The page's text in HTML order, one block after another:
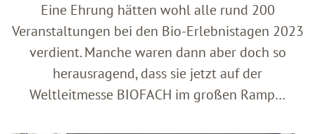
Eine Ehrung hätten wohl alle rund 200
Veranstaltungen bei den Bio-Erlebnistagen 2023
verdient. Manche waren dann aber doch so
herausragend, dass sie jetzt auf der
Weltleitmesse BIOFACH im großen Ramp…